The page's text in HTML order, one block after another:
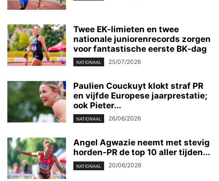
Twee EK-limieten en twee
nationale juniorenrecords zorgen
voor fantastische eerste BK-dag
NATIONAAL 25/07/2026
Paulien Couckuyt klokt straf PR
en vijfde Europese jaarprestatie;
ook Pieter...
NATIONAAL 26/06/2026
Angel Agwazie neemt met stevig
horden-PR de top 10 aller tijden...
NATIONAAL 20/06/2026